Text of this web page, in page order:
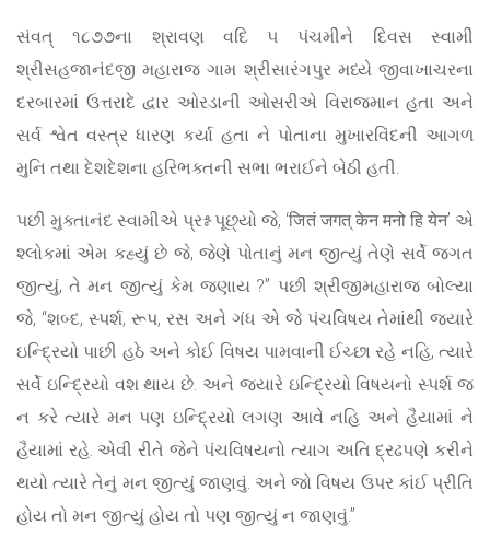
સંવત્ ૧૮૭૭ના શ્રાવણ વદિ ૫ પંચમીને દિવસ સ્વામી
શ્રીસહજાનંદજી મહારાજ ગામ શ્રીસારંગપુર મધ્યે જીવાખાચરના
દરબારમાં ઉત્તરાદે દ્વાર ઓરડાની ઓસરીએ વિરાજમાન હતા અને
સર્વ શ્વેત વસ્ત્ર ધારણ કર્યા હતા ને પોતાના મુખારવિંદની આગળ
મુનિ તથા દેશદેશના હરિભક્તની સભા ભરાઈને બેઠી હતી.
પછી મુક્તાનંદ સ્વામીએ પ્રશ્ન પૂછ્યો જે, ‘जितं जगत् केन मनो हि येन’ એ
શ્લોકમાં એમ કહ્યું છે જે, જેણે પોતાનું મન જીત્યું તેણે સર્વે જગત
જીત્યું, તે મન જીત્યું કેમ જણાય ?” પછી શ્રીજીમહારાજ બોલ્યા
જે, “શબ્દ, સ્પર્શ, રૂપ, રસ અને ગંધ એ જે પંચવિષય તેમાંથી જ્યારે
ઇન્દ્રિયો પાછી હઠે અને કોઈ વિષય પામવાની ઈચ્છા રહે નહિ, ત્યારે
સર્વે ઇન્દ્રિયો વશ થાય છે. અને જ્યારે ઇન્દ્રિયો વિષયનો સ્પર્શ જ
ન કરે ત્યારે મન પણ ઇન્દ્રિયો લગણ આવે નહિ અને હૈયામાં ને
હૈયામાં રહે. એવી રીતે જેને પંચવિષયનો ત્યાગ અતિ દ્રઢપણે કરીને
થયો ત્યારે તેનું મન જીત્યું જાણવું. અને જો વિષય ઉપર કાંઈ પ્રીતિ
હોય તો મન જીત્યું હોય તો પણ જીત્યું ન જાણવું.”